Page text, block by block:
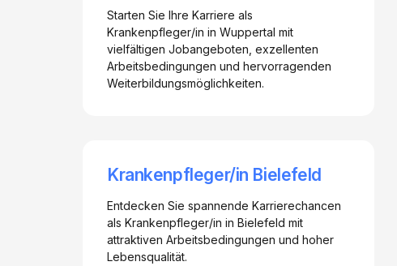
Starten Sie Ihre Karriere als
Krankenpfleger/in in Wuppertal mit
vielfältigen Jobangeboten, exzellenten
Arbeitsbedingungen und hervorragenden
Weiterbildungsmöglichkeiten.
Krankenpfleger/in Bielefeld
Entdecken Sie spannende Karrierechancen
als Krankenpfleger/in in Bielefeld mit
attraktiven Arbeitsbedingungen und hoher
Lebensqualität.